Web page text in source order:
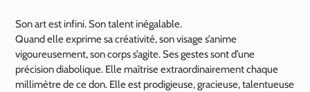
d'un
produit
votre
panier
Son art est infini. Son talent inégalable.
Quand elle exprime sa créativité, son visage s’anime
vigoureusement, son corps s’agite. Ses gestes sont d’une
précision diabolique. Elle maîtrise extraordinairement chaque
millimètre de ce don. Elle est prodigieuse, gracieuse, talentueuse